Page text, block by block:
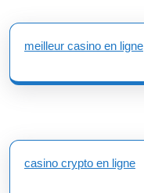
meilleur casino en ligne
casino crypto en ligne